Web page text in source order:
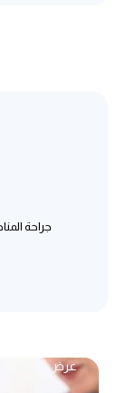
جراحة
عرض التفاصيل